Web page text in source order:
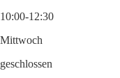
10:00-12:30
Mittwoch
geschlossen